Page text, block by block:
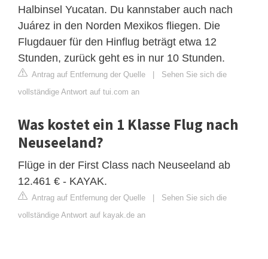
Halbinsel Yucatan. Du kannstaber auch nach
Juárez in den Norden Mexikos fliegen. Die
Flugdauer für den Hinflug beträgt etwa 12
Stunden, zurück geht es in nur 10 Stunden.
Antrag auf Entfernung der Quelle | Sehen Sie sich die
vollständige Antwort auf tui.com an
Was kostet ein 1 Klasse Flug nach
Neuseeland?
Flüge in der First Class nach Neuseeland ab
12.461 € - KAYAK.
Antrag auf Entfernung der Quelle | Sehen Sie sich die
vollständige Antwort auf kayak.de an